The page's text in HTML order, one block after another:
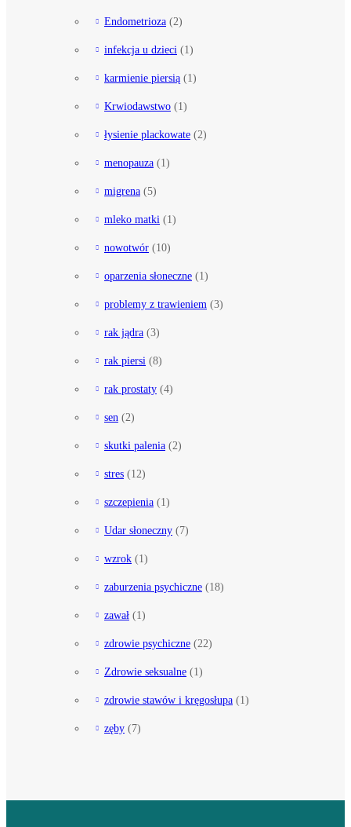
Endometrioza (2)
infekcja u dzieci (1)
karmienie piersią (1)
Krwiodawstwo (1)
łysienie plackowate (2)
menopauza (1)
migrena (5)
mleko matki (1)
nowotwór (10)
oparzenia słoneczne (1)
problemy z trawieniem (3)
rak jądra (3)
rak piersi (8)
rak prostaty (4)
sen (2)
skutki palenia (2)
stres (12)
szczepienia (1)
Udar słoneczny (7)
wzrok (1)
zaburzenia psychiczne (18)
zawał (1)
zdrowie psychiczne (22)
Zdrowie seksualne (1)
zdrowie stawów i kręgosłupa (1)
zęby (7)